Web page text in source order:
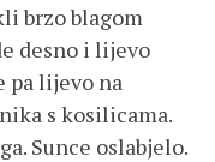
brzo blagom
desno i lijevo
pa lijevo na
s kosilicama.
Sunce oslabjelo.